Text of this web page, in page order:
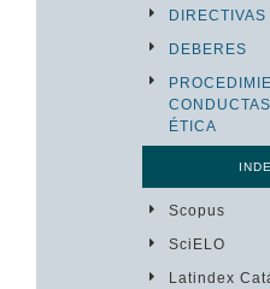
DEBERES
ÉTICA
Scopus
SciELO
Latindex